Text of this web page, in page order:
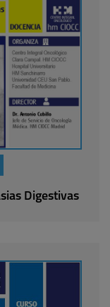
Digestivas